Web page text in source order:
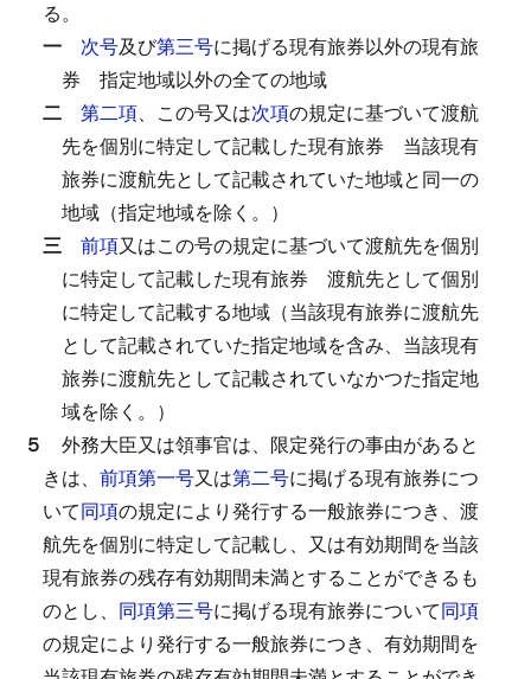
る。
一 次号及び第三号に掲げる現有旅券以外の現有旅
券
指定地域以外の全ての地域
二 第二項、この号又は次項の規定に基づいて渡航
先を個別に特定して記載した現有旅券
当該現有
旅券に渡航先として記載されていた地域と同一の
地域（指定地域を除く。）
三 前項又はこの号の規定に基づいて渡航先を個別
に特定して記載した現有旅券
渡航先として個別
に特定して記載する地域（当該現有旅券に渡航先
として記載されていた指定地域を含み、当該現有
旅券に渡航先として記載されていなかつた指定地
域を除く。）
５ 外務大臣又は領事官は、限定発行の事由があると
きは、 前項第一号又は第二号に掲げる現有旅券につ
いて同項の規定により発行する一般旅券につき、渡
航先を個別に特定して記載し、又は有効期間を当該
現有旅券の残存有効期間未満とすることができるも
のとし、 同項第三号に掲げる現有旅券について同項
の規定により発行する一般旅券につき、有効期間を